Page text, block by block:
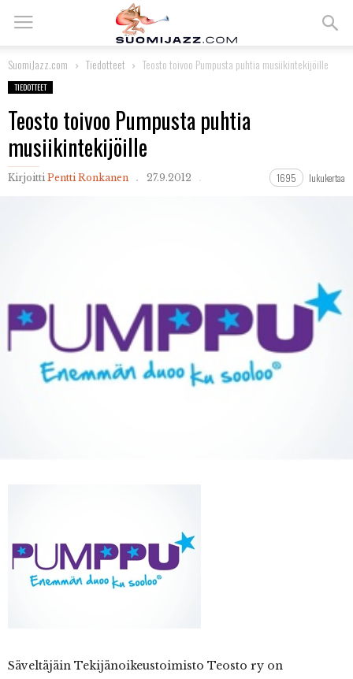
SuomiJazz.com Tiedotteet Teosto toivoo Pumpusta puhtia musiikintekijöille
TIEDOTTEET
Teosto toivoo Pumpusta puhtia
musiikintekijöille
Kirjoitti Pentti Ronkanen 27.9.2012 1695 lukukertaa
Säveltäjäin Tekijänoikeustoimisto Teosto ry on